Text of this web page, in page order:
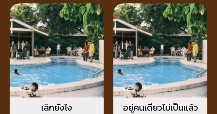
เลิกยังไง อยู่คนเดียวไม่เป็นแล้ว